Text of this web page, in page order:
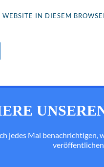
IN DIESEM
jedes Mal